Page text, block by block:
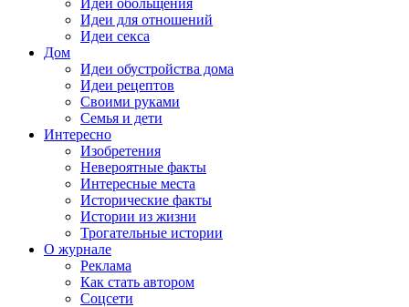
Идеи обольщения
Идеи для отношений
Идеи секса
Дом
Идеи обустройства дома
Идеи рецептов
Своими руками
Семья и дети
Интересно
Изобретения
Невероятные факты
Интересные места
Исторические факты
Истории из жизни
Трогательные истории
О журнале
Реклама
Как стать автором
Соцсети